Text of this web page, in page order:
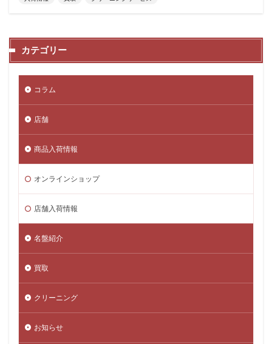
カテゴリー
コラム
店舗
商品入荷情報
オンラインショップ
店舗入荷情報
名盤紹介
買取
クリーニング
お知らせ